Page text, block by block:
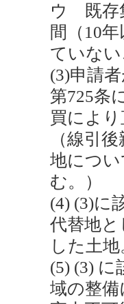
ウ 既存
間（10
ていな
(3)申請
第725条
買によ
（線引
地につ
む。）
(4) (3)に
代替地
した土
(5) (3)
域の整